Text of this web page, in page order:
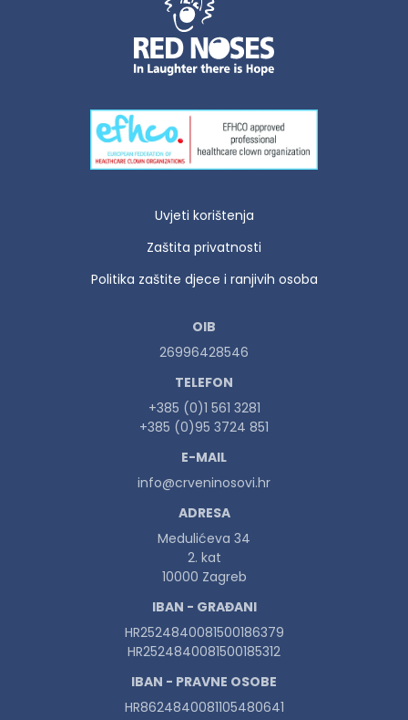
Uvjeti korištenja
Zaštita privatnosti
Politika zaštite djece i ranjivih osoba
OIB
26996428546
TELEFON
+385 (0)1 561 3281
+385 (0)95 3724 851
E-MAIL
info@crveninosovi.hr
ADRESA
Medulićeva 34
2. kat
10000 Zagreb
IBAN - GRAĐANI
HR2524840081500186379
HR2524840081500185312
IBAN - PRAVNE OSOBE
HR8624840081105480641